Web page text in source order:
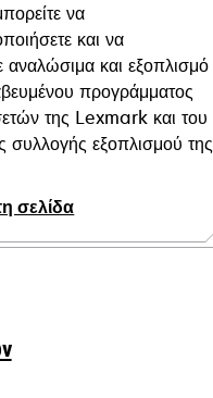
να
και να
αναλώσιμα και εξοπλισμό
προγράμματος
της Lexmark και του
συλλογής εξοπλισμού της
σελίδα